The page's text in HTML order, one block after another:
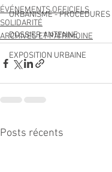
URBANISME - PROCEDURES
DOSSIER ANTENNE
EXPOSITION URBAINE
ÉVÉNEMENTS OFFICIELS
SOLIDARITÉ
ARCHIVES ET PATRIMOINE
Posts récents